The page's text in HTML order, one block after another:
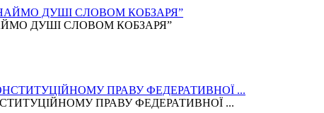
ДУШІ СЛОВОМ КОБЗАРЯ”
ПРАВУ ФЕДЕРАТИВНОЇ ...